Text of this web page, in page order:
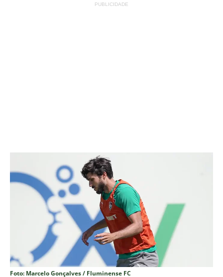
PUBLICIDADE
Foto: Marcelo Gonçalves / Fluminense FC